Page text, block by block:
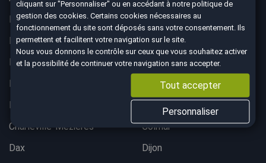
Belfort
Bergerac
Besançon
Bordeaux lac
Bordeaux Mérignac
Bougival
Bourgoin-Jallieu
Brest
Brive-La-Gaillarde
Chalon-sur-Saône
Charleville-Mezières
Colmar
Dax
Dijon
cliquant sur "Personnaliser" ou en accédant à notrepolitique de
gestion des cookies . Certains cookies nécessaires au
fonctionnement du site sont déposés sans votre consentement. Ils
permettent et facilitent votre navigation sur le site.
Nous vous donnons le contrôle sur ceux que vous souhaitez activer
et la possibilité de continuer votre navigation sans accepter.
Tout accepter
Personnaliser